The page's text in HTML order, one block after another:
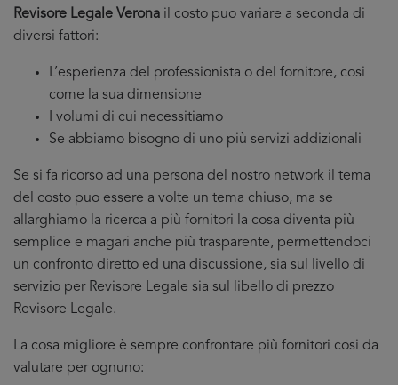
Revisore Legale Verona il costo puo variare a seconda di
diversi fattori:
L’esperienza del professionista o del fornitore, cosi
come la sua dimensione
I volumi di cui necessitiamo
Se abbiamo bisogno di uno più servizi addizionali
Se si fa ricorso ad una persona del nostro network il tema
del costo puo essere a volte un tema chiuso, ma se
allarghiamo la ricerca a più fornitori la cosa diventa più
semplice e magari anche più trasparente, permettendoci
un confronto diretto ed una discussione, sia sul livello di
servizio per Revisore Legale sia sul libello di prezzo
Revisore Legale.
La cosa migliore è sempre confrontare più fornitori cosi da
valutare per ognuno: